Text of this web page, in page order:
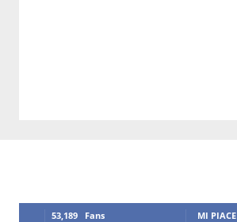
53,189 Fans MI PIACE